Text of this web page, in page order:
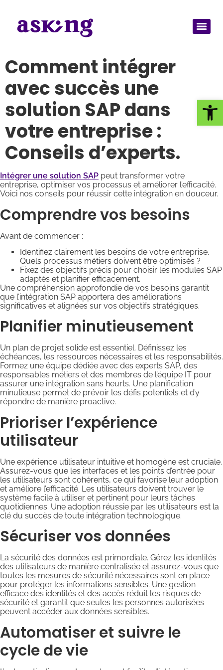
Comment intégrer
avec succès une
solution SAP dans
votre entreprise :
Conseils d’experts.
Intégrer une solution SAP peut transformer votre
entreprise, optimiser vos processus et améliorer l’efficacité.
Voici nos conseils pour réussir cette intégration en douceur.
Comprendre vos besoins
Avant de commencer :
Identifiez clairement les besoins de votre entreprise.
Quels processus métiers doivent être optimisés ?
Fixez des objectifs précis pour choisir les modules SAP
adaptés et planifier efficacement.
Une compréhension approfondie de vos besoins garantit
que l’intégration SAP apportera des améliorations
significatives et alignées sur vos objectifs stratégiques.
Planifier minutieusement
Un plan de projet solide est essentiel. Définissez les
échéances, les ressources nécessaires et les responsabilités.
Formez une équipe dédiée avec des experts SAP, des
responsables métiers et des membres de l’équipe IT pour
assurer une intégration sans heurts. Une planification
minutieuse permet de prévoir les défis potentiels et d’y
répondre de manière proactive.
Prioriser l’expérience
utilisateur
Une expérience utilisateur intuitive et homogène est cruciale.
Assurez-vous que les interfaces et les points d’entrée pour
les utilisateurs sont cohérents, ce qui favorise leur adoption
et améliore l’efficacité. Les utilisateurs doivent trouver le
système facile à utiliser et pertinent pour leurs tâches
quotidiennes. Une adoption réussie par les utilisateurs est la
clé du succès de toute intégration technologique.
Sécuriser vos données
La sécurité des données est primordiale. Gérez les identités
des utilisateurs de manière centralisée et assurez-vous que
toutes les mesures de sécurité nécessaires sont en place
pour protéger les informations sensibles. Une gestion
efficace des identités et des accès réduit les risques de
sécurité et garantit que seules les personnes autorisées
peuvent accéder aux données sensibles.
Automatiser et suivre le
cycle de vie